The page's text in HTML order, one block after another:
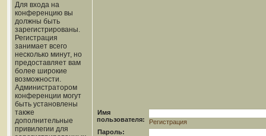
Для входа на
конференцию вы
должны быть
зарегистрированы.
Регистрация
занимает всего
несколько минут, но
предоставляет вам
более широкие
возможности.
Администратором
конференции могут
быть установлены
также
дополнительные
привилегии для
Имя
пользователя:
Регистрация
Пароль: